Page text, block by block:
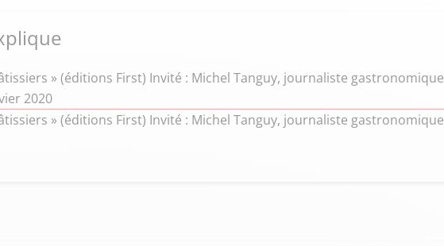
» (éditions First) Invité : Michel Tanguy, journaliste gastronomique
2020
» (éditions First) Invité : Michel Tanguy, journaliste gastronomique